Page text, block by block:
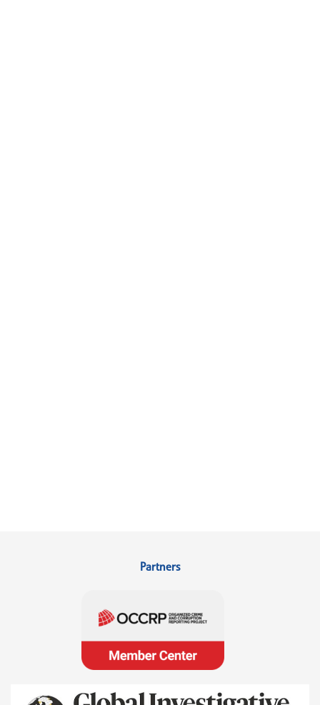
Partners